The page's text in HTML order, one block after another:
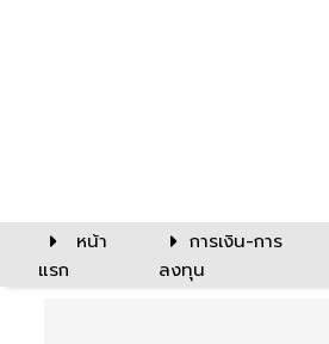
หน้า
แรก
การเงิน-การ
ลงทุน